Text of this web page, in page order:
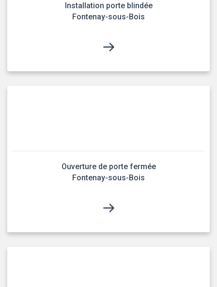
Installation porte blindée
Fontenay-sous-Bois
Ouverture de porte fermée
Fontenay-sous-Bois